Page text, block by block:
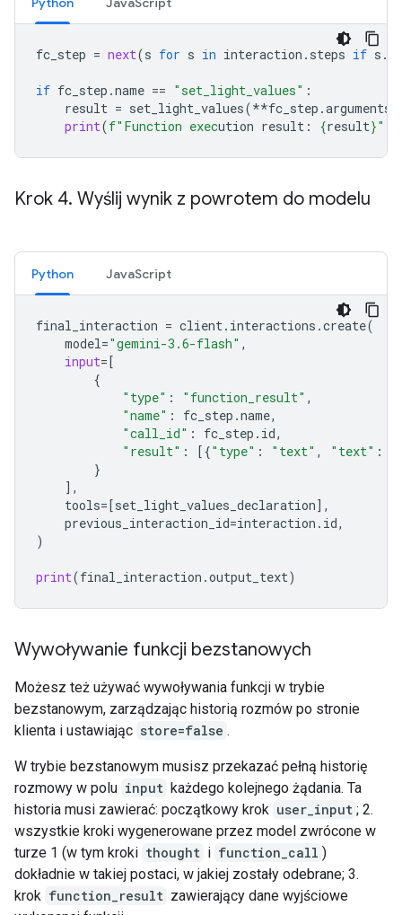
fc_step = next(s for s in interaction . steps if s .
if fc_step .name == "set_light_values" :
result = set_light_values(**fc_step .arguments
print(f"Function execution result: {result}"
Krok 4. Wyślij wynik z powrotem do modelu
Python JavaScript
final_interaction = client. interactions .create(
model="gemini-3.6-flash" ,
input= [
{
"type" : "function_result" ,
"name" : fc_step .name,
"call_id" : fc_step . id,
"result" : [{"type" : "text" , "text" :
}
],
tools= [set_light_values_declaration],
previous_interaction_id=interaction . id,
)
print(final_interaction .output_text)
Wywoływanie funkcji bezstanowych
Możesz też używać wywoływania funkcji w trybie
bezstanowym, zarządzając historią rozmów po stronie
klienta i ustawiając store=false .
W trybie bezstanowym musisz przekazać pełną historię
rozmowy w polu input każdego kolejnego żądania. Ta
historia musi zawierać: początkowy krok user_input ; 2.
wszystkie kroki wygenerowane przez model zwrócone w
turze 1 (w tym kroki thought i function_call )
dokładnie w takiej postaci, w jakiej zostały odebrane; 3.
krok function_result zawierający dane wyjściowe